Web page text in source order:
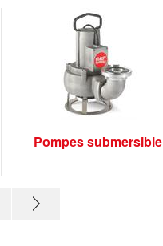
Pompes submersible